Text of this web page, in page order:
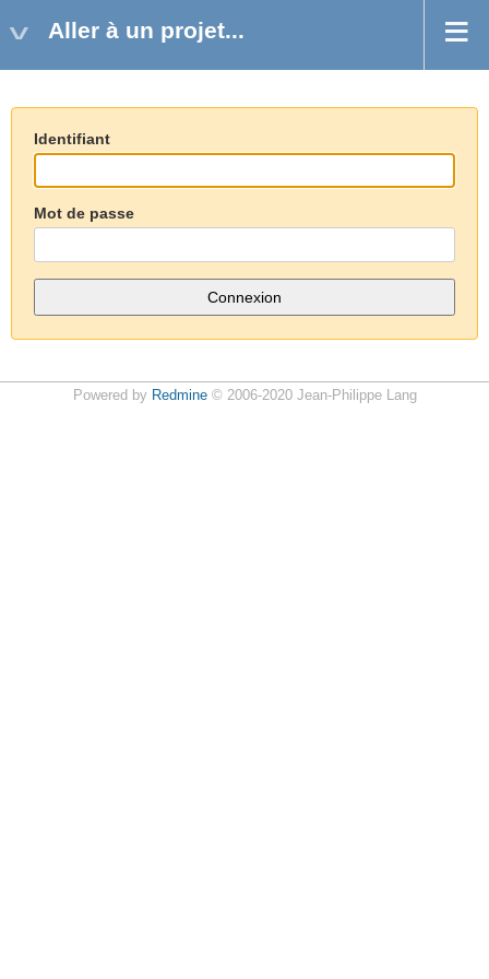
Aller à un projet...
Identifiant
Mot de passe
Powered by Redmine© 2006-2020 Jean-Philippe Lang